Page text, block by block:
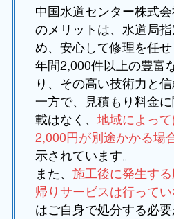
中国水道センター株式
のメリットは、水道局
め、安心して修理を任せ
年間2,000件以上の豊富
り、その高い技術力と信
一方で、見積もり料金
載はなく、 地域によっ
2,000円が別途かかる場
示されています。
また、 施工後に発生す
帰りサービスは行って
はご自身で処分する必要